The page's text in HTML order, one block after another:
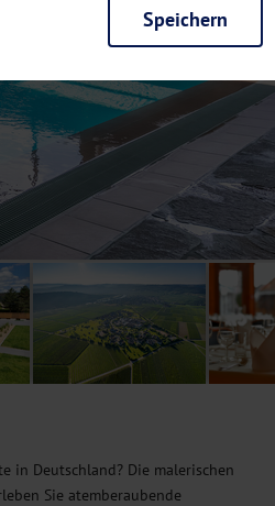
in Deutschland? Die malerischen
Sie atemberaubende
und ermöglichen beispielsweise
Seite schneller zur Verfügung zu
wir anonymisierte Daten für
den Effekt bestimmter Seiten unseres
Facebook. Durch diese Dienste
Hinweise zu der Verarbeitung
Cookie-Einstellungen
zu Ihren Interessen anzuzeigen.
Speichern